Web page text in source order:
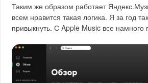
Таким же образом работает
всем нравится такая логика. Я за год
привыкнуть. С Apple Music все намного